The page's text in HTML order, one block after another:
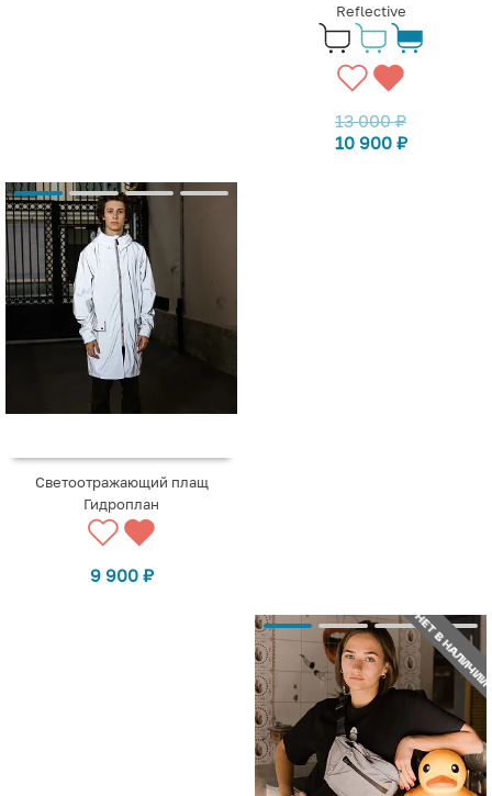
Reflective
13 000₽
10 900 ₽
Светоотражающий плащ
Гидроплан
9 900 ₽
НЕТ В НАЛИЧИИ